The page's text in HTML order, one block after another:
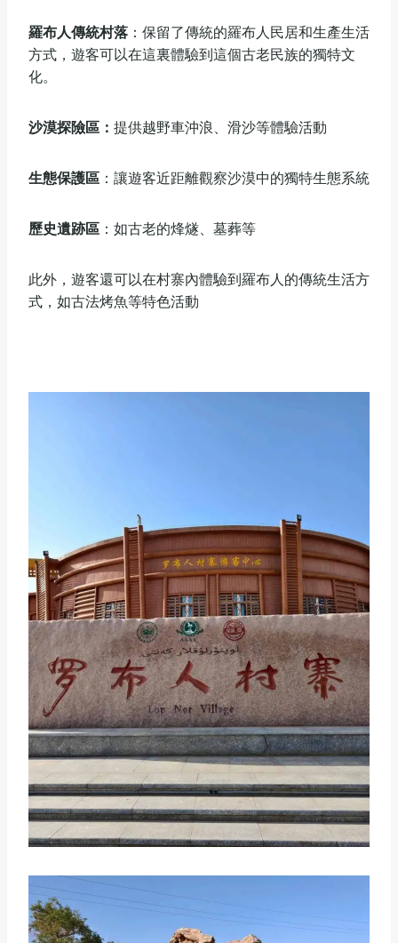
‌羅布人傳統村落 ‌：保留了傳統的羅布人民居和生產生活
方式，遊客可以在這裏體驗到這個古老民族的獨特文
化。
沙漠探險區‌： 提供越野車沖浪、滑沙等體驗活動
‌生態保護區 ‌：讓遊客近距離觀察沙漠中的獨特生態系統
‌歷史遺跡區 ‌‌：如古老的烽燧、墓葬等
此外，遊客還可以在村寨內體驗到羅布人的傳統生活方
式，如古法烤魚等特色活動